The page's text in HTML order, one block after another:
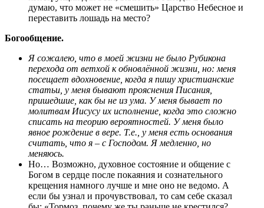
думаю, что может не «смешить» Царство Небесное и
переставить лошадь на место?
Богообщение.
Я сожалею, что в моей жизни не было Рубикона
перехода от ветхой к обновлённой жизни, но: меня
посещает вдохновение, когда я пишу христианские
статьи, у меня бывают прояснения Писания,
пришедшие, как бы не из ума. У меня бывает по
молитвам Иисусу их исполнение, когда это сложно
списать на теорию вероятностей. У меня было
явное рождение в вере. Т.е., у меня есть основания
считать, что я – с Господом. Я медленно, но
меняюсь.
Но… Возможно, духовное состояние и общение с
Богом в сердце после покаяния и сознательного
крещения намного лучше и мне оно не ведомо. А
если бы узнал и прочувствовал, то сам себе сказал